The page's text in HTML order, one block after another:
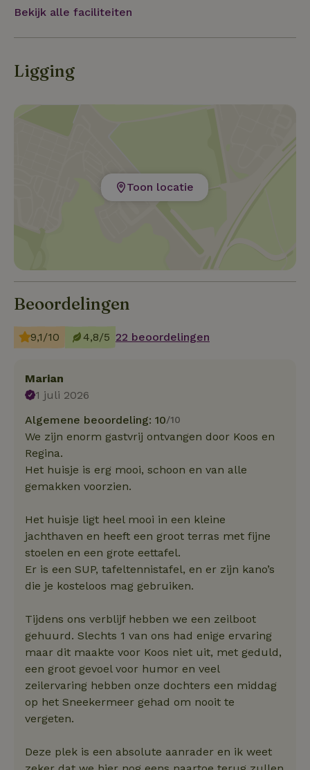
Bekijk alle faciliteiten
Ligging
Toon locatie
Beoordelingen
9,1/10 4,8/5 22 beoordelingen
Marian
1 juli 2026
Algemene beoordeling: 10/10
We zijn enorm gastvrij ontvangen door Koos en
Regina.
Het huisje is erg mooi, schoon en van alle
gemakken voorzien.
Het huisje ligt heel mooi in een kleine
jachthaven en heeft een groot terras met fijne
stoelen en een grote eettafel.
Er is een SUP, tafeltennistafel, en er zijn kano’s
die je kosteloos mag gebruiken.
Tijdens ons verblijf hebben we een zeilboot
gehuurd. Slechts 1 van ons had enige ervaring
maar dit maakte voor Koos niet uit, met geduld,
een groot gevoel voor humor en veel
zeilervaring hebben onze dochters een middag
op het Sneekermeer gehad om nooit te
vergeten.
Deze plek is een absolute aanrader en ik weet